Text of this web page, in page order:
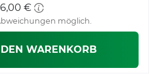
€
möglich.
WARENKORB